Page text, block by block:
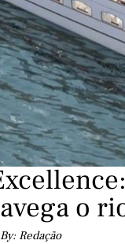
o
By: Redação